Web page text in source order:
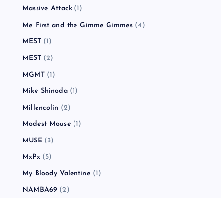
Massive Attack (1)
Me First and the Gimme Gimmes (4)
MEST(1)
MEST(2)
MGMT(1)
Mike Shinoda(1)
Millencolin (2)
Modest Mouse (1)
MUSE(3)
MxPx(5)
My Bloody Valentine (1)
NAMBA69 (2)